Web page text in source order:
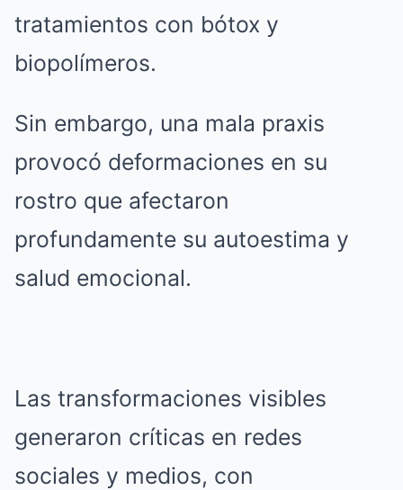
tratamientos con bótox y
biopolímeros.
Sin embargo, una mala praxis
provocó deformaciones en su
rostro que afectaron
profundamente su autoestima y
salud emocional.
Las transformaciones visibles
generaron críticas en redes
sociales y medios, con